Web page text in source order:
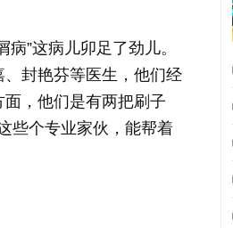
”这病儿卯足了劲儿。
封艳芬等医生，他们经
，他们是有两把刷子
些个专业家伙，能帮着